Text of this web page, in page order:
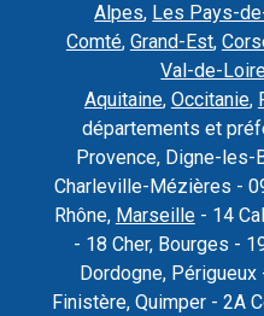
Alpes, Les Pays-
Comté, Grand-Est,
Val-de-
Aquitaine, Occitanie,
départements et
Provence, Digne-
Charleville-Mézières -
Rhône, Marseille- 14
- 18 Cher, Bourges -
Dordogne,
Finistère, Quimper - 2A